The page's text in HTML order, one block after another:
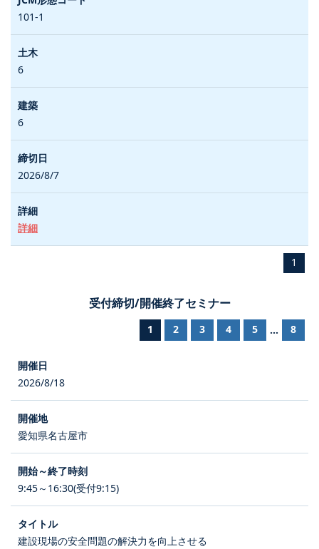
101-1
6
6
2026/8/7
詳細
1
受付締切/開催終了セミナー
1 2 3 4 5 ... 8
2026/8/18
愛知県名古屋市
9:45～16:30(受付9:15)
建設現場の安全問題の解決力を向上させる